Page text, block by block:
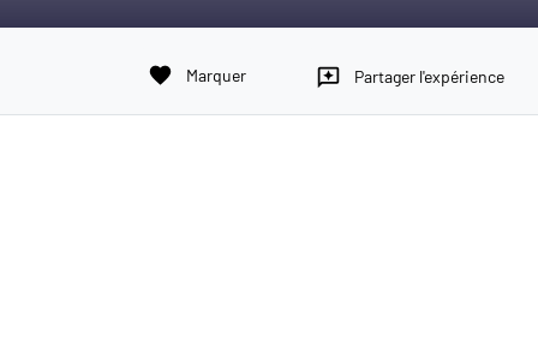
favorite Marquer reviews Partager l'expérience